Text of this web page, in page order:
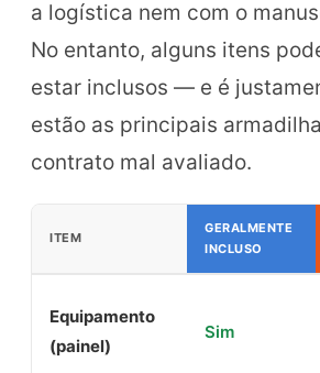
a logística nem com o
No entanto, alguns itens
estar inclusos — e é
estão as principais
contrato mal avaliado.
ITEM
GERALMENTE
INCLUSO
Equipamento
(painel)
Sim